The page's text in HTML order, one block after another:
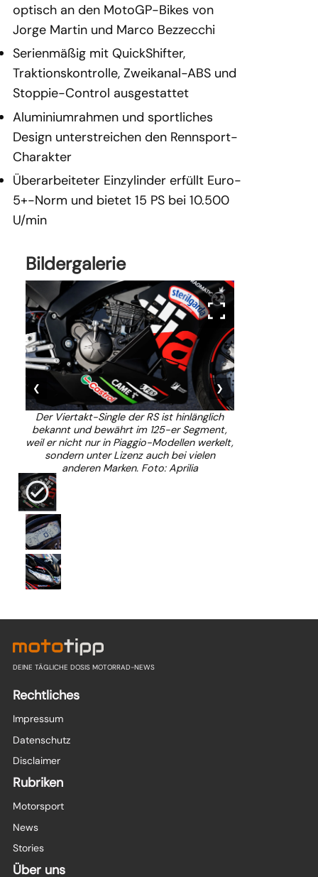
optisch an den MotoGP-Bikes von
Jorge Martin und Marco Bezzecchi
Serienmäßig mit QuickShifter,
Traktionskontrolle, Zweikanal-ABS und
Stoppie-Control ausgestattet
Aluminiumrahmen und sportliches
Design unterstreichen den Rennsport-
Charakter
Überarbeiteter Einzylinder erfüllt Euro-
5+-Norm und bietet 15 PS bei 10.500
U/min
Bildergalerie
Der Viertakt-Single der RS ist hinlänglich
bekannt und bewährt im 125-er Segment,
weil er nicht nur in Piaggio-Modellen werkelt,
sondern unter Lizenz auch bei vielen
anderen Marken. Foto: Aprilia
❮ ❯
DEINE TÄGLICHE DOSIS MOTORRAD-NEWS
Rechtliches
Impressum
Datenschutz
Disclaimer
Rubriken
Motorsport
News
Stories
Über uns